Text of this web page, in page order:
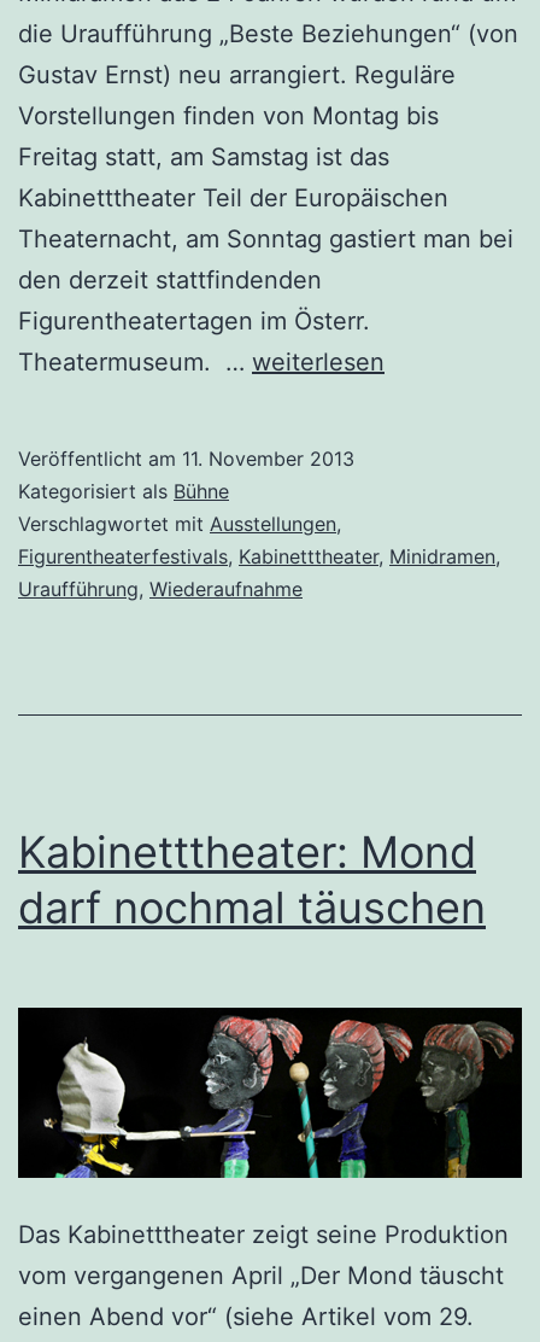
die Uraufführung „Beste Beziehungen“ (von
Gustav Ernst) neu arrangiert. Reguläre
Vorstellungen finden von Montag bis
Freitag statt, am Samstag ist das
Kabinetttheater Teil der Europäischen
Theaternacht, am Sonntag gastiert man bei
den derzeit stattfindenden
Figurentheatertagen im Österr.
Theatermuseum. … Beste
&
Theatermuseum
weiterlesen
Veröffentlicht am 11. November 2013
Kategorisiert als Bühne
Verschlagwortet mit Ausstellungen,
Figurentheaterfestivals, Kabinetttheater, Minidramen,
Uraufführung, Wiederaufnahme
Kabinetttheater: Mond
darf nochmal täuschen
Das Kabinetttheater zeigt seine Produktion
vom vergangenen April „Der Mond täuscht
einen Abend vor“ (siehe Artikel vom 29.